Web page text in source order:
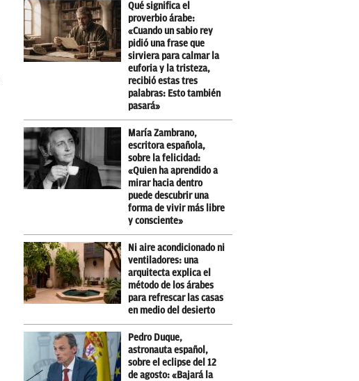
Qué significa el
proverbio árabe:
«Cuando un sabio rey
pidió una frase que
sirviera para calmar la
euforia y la tristeza,
recibió estas tres
palabras: Esto también
pasará»
María Zambrano,
escritora española,
sobre la felicidad:
«Quien ha aprendido a
mirar hacia dentro
puede descubrir una
forma de vivir más libre
y consciente»
Ni aire acondicionado ni
ventiladores: una
arquitecta explica el
método de los árabes
para refrescar las casas
en medio del desierto
Pedro Duque,
astronauta español,
sobre el eclipse del 12
de agosto: «Bajará la